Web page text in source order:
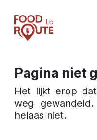
Pagina niet
Het lijkt erop
weg
helaas niet.